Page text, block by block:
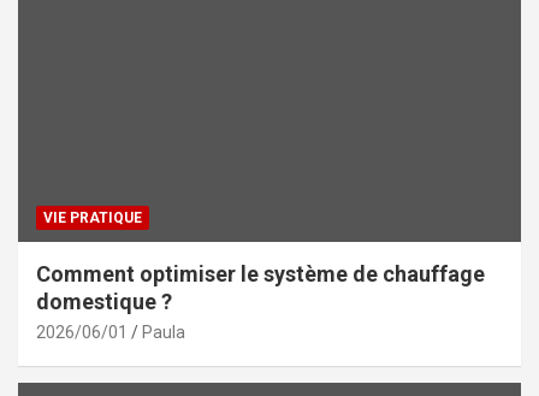
VIE PRATIQUE
Comment optimiser le système de chauffage
domestique ?
2026/06/01 Paula